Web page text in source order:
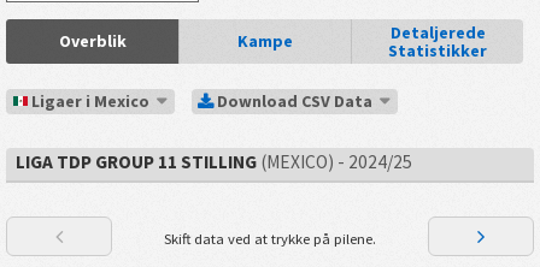
Overblik Kampe
Detaljerede
Statistikker
Ligaer i Mexico Download CSV Data
LIGA TDP GROUP 11 STILLING(MEXICO) - 2024/25
Skift data ved at trykke på pilene.